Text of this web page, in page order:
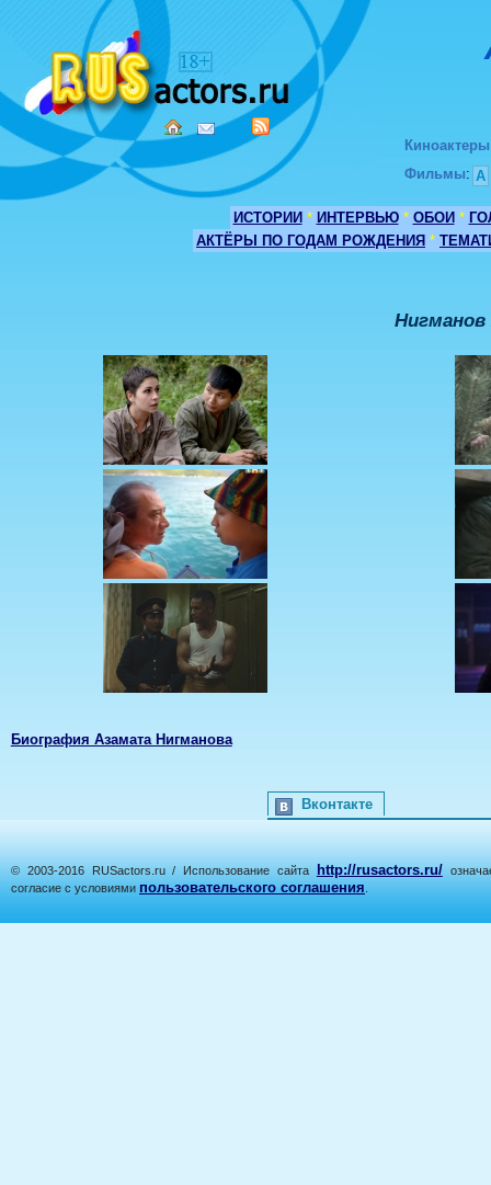
Киноактеры
Фильмы: А
ИСТОРИИ * ИНТЕРВЬЮ * ОБОИ *
АКТЁРЫ ПО ГОДАМ РОЖДЕНИЯ *
Биография Азамата Нигманова
Вконтакте
© 2003-2016 RUSactors.ru / Использование сайта http://rusactors.ru/
согласие с условиями пользовательского соглашения